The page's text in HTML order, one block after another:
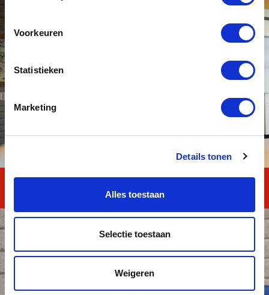
Voorkeuren
Statistieken
Marketing
Details tonen
Alles toestaan
Selectie toestaan
Weigeren